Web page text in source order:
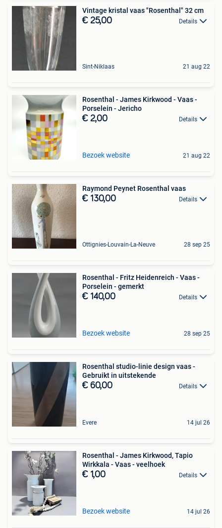
Vintage kristal vaas "Rosenthal" 32 cm
€ 25,00 Details
Sint-Niklaas 21 aug 22
Rosenthal - James Kirkwood - Vaas -
Porselein - Jericho
€ 2,00 Details
Bezoek website 21 aug 22
Raymond Peynet Rosenthal vaas
€ 130,00 Details
Ottignies-Louvain-La-Neuve 28 sep 25
Rosenthal - Fritz Heidenreich - Vaas -
Porselein - gemerkt
€ 140,00 Details
Bezoek website 28 sep 25
Rosenthal studio-linie design vaas -
Gebruikt in uitstekende
€ 60,00 Details
Evere 14 jul 26
Rosenthal - James Kirkwood, Tapio
Wirkkala - Vaas - veelhoek
€ 1,00 Details
Bezoek website 14 jul 26